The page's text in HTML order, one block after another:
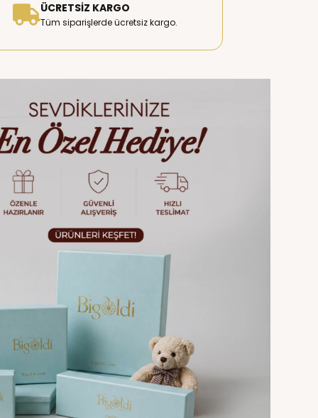
ÜCRETSIZ KARGO
Tüm siparişlerde ücretsiz kargo.